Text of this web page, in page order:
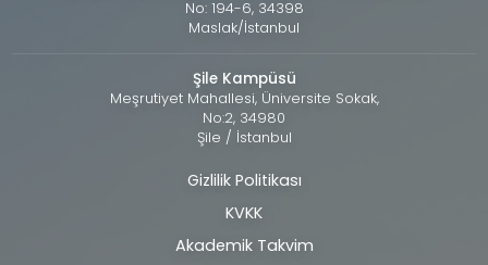
No: 194-6, 34398
Maslak/İstanbul
Şile Kampüsü
Meşrutiyet Mahallesi, Üniversite Sokak,
No:2, 34980
Şile / İstanbul
Alt
bilgi
Gizlilik Politikası
KVKK
Akademik Takvim